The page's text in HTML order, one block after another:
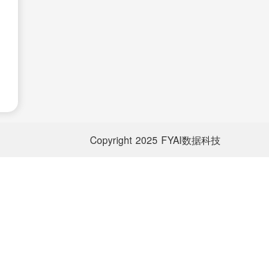
Copyright 2025 FYAI数据科技